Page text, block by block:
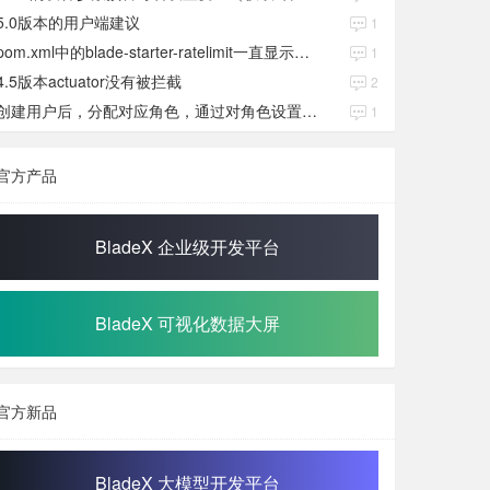
版本的用户端建议 1
pom.xml中的blade-starter-ratelimit一直显示红色 1
版本actuator没有被拦截 2
创建用户后，分配对应角色，通过对角色设置权限好后，登录当前用户后。查看不到当前已分配对应角色权限数据 1
方产品
BladeX 企业级开发平台
BladeX 可视化数据大屏
方新品
BladeX 大模型开发平台